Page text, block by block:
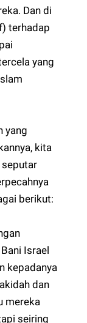
Dan di
terhadap
yang
yang
kita
berikut:
Israel
kepadanya
dan
mereka
seiring